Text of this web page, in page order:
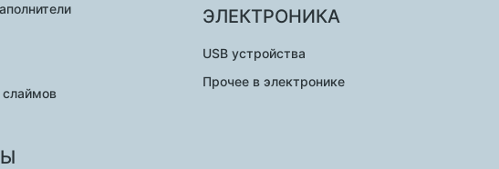
ЭЛЕКТРОНИКА
USB устройства
Прочее в электронике